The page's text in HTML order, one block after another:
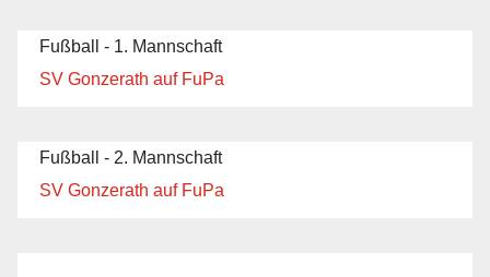
Fußball - 1. Mannschaft
SV Gonzerath auf FuPa
Fußball - 2. Mannschaft
SV Gonzerath auf FuPa